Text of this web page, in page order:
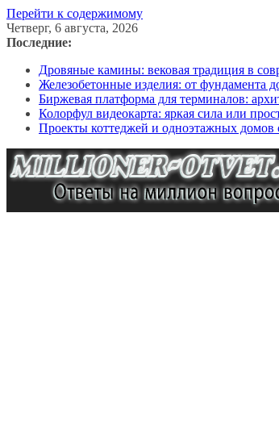
Перейти к содержимому
Четверг, 6 августа, 2026
Последние:
Дровяные камины: вековая традиция в
Железобетонные изделия: от фундамента
Биржевая платформа для терминалов:
Колорфул видеокарта: яркая сила или
Проекты коттеджей и одноэтажных